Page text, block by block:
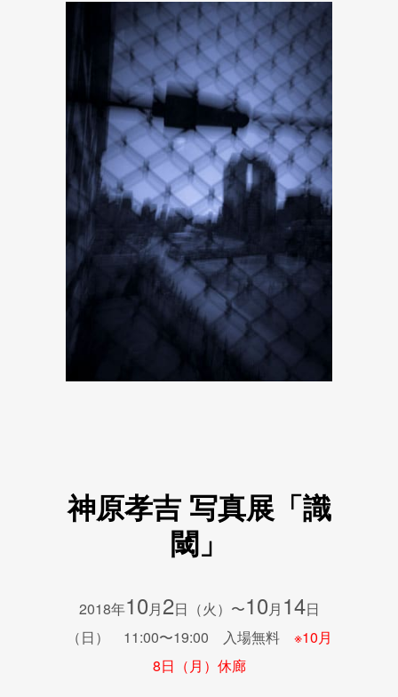
神原孝吉 写真展「識
閾」
2018年10月2日（火）〜10月 14日
（日） 11:00〜19:00 入場無料 ※10月
8日（月）休廊